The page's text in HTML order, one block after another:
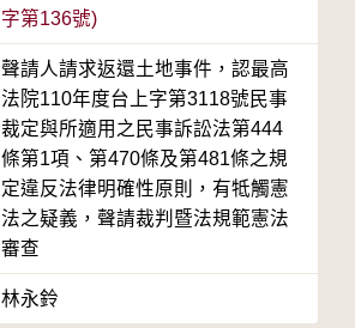
字第136號)
聲請人請求返還土地事件，認最高
法院110年度台上字第3118號民事
裁定與所適用之民事訴訟法第444
條第1項、第470條及第481條之規
定違反法律明確性原則，有牴觸憲
法之疑義，聲請裁判暨法規範憲法
審查
林永鈴